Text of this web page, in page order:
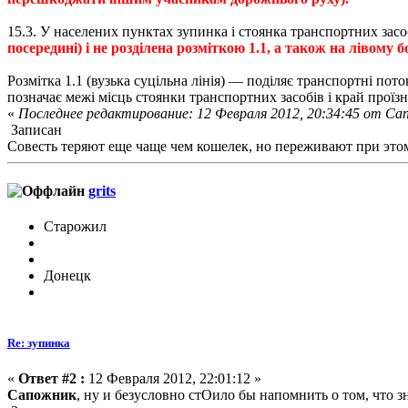
15.3. У населених пунктах зупинка і стоянка транспортних
посередині) і не розділена розміткою 1.1, а також на лівому
Розмітка 1.1 (вузька суцільна лінія) — поділяє транспортні
позначає межі місць стоянки транспортних засобів і край
« Последнее редактирование: 12 Февраля 2012, 20:34:45 от
Записан
Совесть теряют еще чаще чем кошелек, но переживают при
grits
Старожил
Донецк
Re: зупинка
« Ответ #2 : 12 Февраля 2012, 22:01:12 »
Сапожник, ну и безусловно стОило бы напомнить о том, что